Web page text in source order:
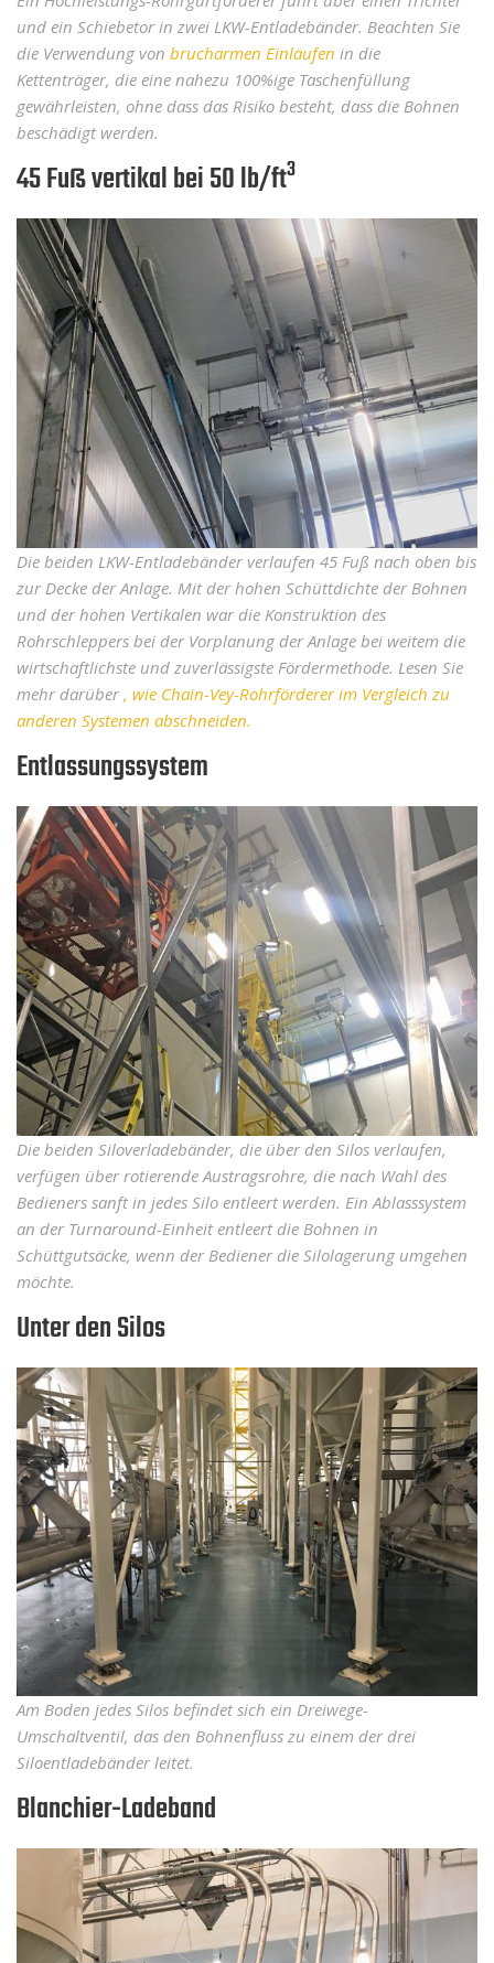
und ein Schiebetor in zwei LKW-Entladebänder. Beachten Sie
die Verwendung von brucharmen Einläufen in die
Kettenträger, die eine nahezu 100%ige Taschenfüllung
gewährleisten, ohne dass das Risiko besteht, dass die Bohnen
beschädigt werden.
45 Fuß vertikal bei 50 lb/ft3
Die beiden LKW-Entladebänder verlaufen 45 Fuß nach oben bis
zur Decke der Anlage. Mit der hohen Schüttdichte der Bohnen
und der hohen Vertikalen war die Konstruktion des
Rohrschleppers bei der Vorplanung der Anlage bei weitem die
wirtschaftlichste und zuverlässigste Fördermethode. Lesen Sie
mehr darüber, wie Chain-Vey-Rohrförderer im Vergleich zu
anderen Systemen abschneiden.
Entlassungssystem
Die beiden Siloverladebänder, die über den Silos verlaufen,
verfügen über rotierende Austragsrohre, die nach Wahl des
Bedieners sanft in jedes Silo entleert werden. Ein Ablasssystem
an der Turnaround-Einheit entleert die Bohnen in
Schüttgutsäcke, wenn der Bediener die Silolagerung umgehen
möchte.
Unter den Silos
Am Boden jedes Silos befindet sich ein Dreiwege-
Umschaltventil, das den Bohnenfluss zu einem der drei
Siloentladebänder leitet.
Blanchier-Ladeband